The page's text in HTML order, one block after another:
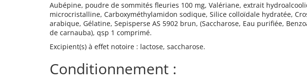
Aubépine, poudre de sommités fleuries 100 mg, Valériane, extrait
microcristalline, Carboxyméthylamidon sodique, Silice colloïdale hydratée,
arabique, Gélatine, Sepisperse AS 5902 brun, (Saccharose, Eau purifiée,
de carnauba), qsp 1 comprimé.
Excipient(s) à effet notoire : lactose, saccharose.
Conditionnement :